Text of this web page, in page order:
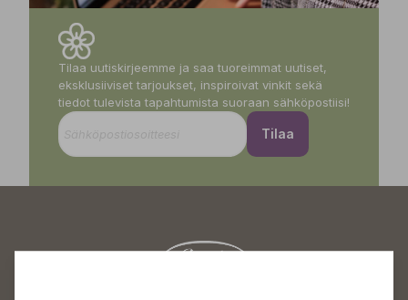
Tilaa uutiskirjeemme ja saa tuoreimmat uutiset,
eksklusiiviset tarjoukset, inspiroivat vinkit sekä
tiedot tulevista tapahtumista suoraan sähköpostiisi!
Tilaa